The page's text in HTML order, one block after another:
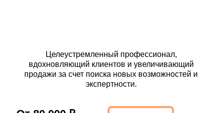
Целеустремленный профессионал,
вдохновляющий клиентов и увеличивающий
продажи за счет поиска новых возможностей и
экспертности.